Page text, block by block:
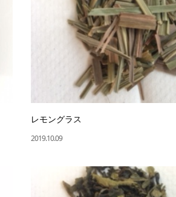
レモングラス
2019.10.09